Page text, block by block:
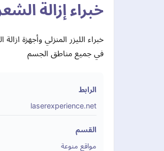
خبراء إزالة
خبراء الليزر المنزلي وأجهزة
في جميع مناطق الجسم
الرابط
laserexperience.net
القسم
مواقع منوعة